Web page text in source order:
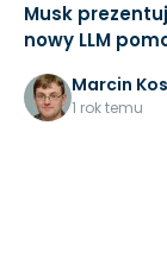
Musk
nowy LLM
Marcin
1 rok temu